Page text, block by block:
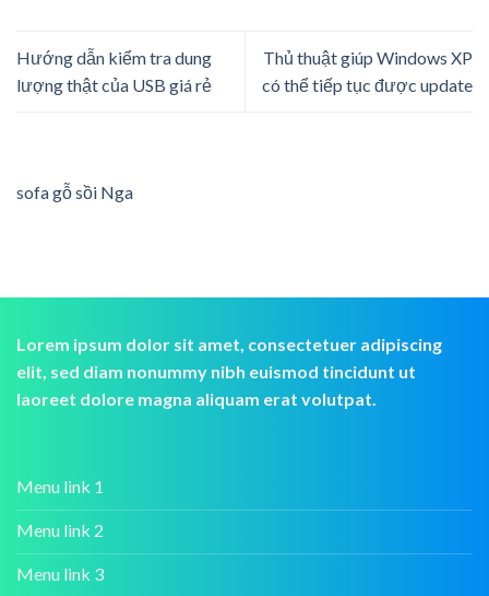
Hướng dẫn kiểm tra dung
lượng thật của USB giá rẻ
Thủ thuật giúp Windows XP
có thể tiếp tục được update
sofa gỗ sồi Nga
Lorem ipsum dolor sit amet, consectetuer adipiscing
elit, sed diam nonummy nibh euismod tincidunt ut
laoreet dolore magna aliquam erat volutpat.
Menu link 1
Menu link 2
Menu link 3